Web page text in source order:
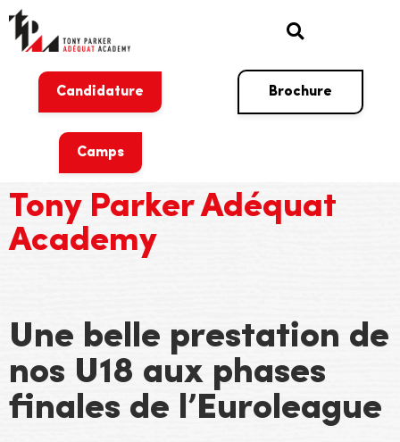
Candidature Brochure
Camps
Tony Parker Adéquat
Academy
Une belle prestation de
nos U18 aux phases
finales de l’Euroleague